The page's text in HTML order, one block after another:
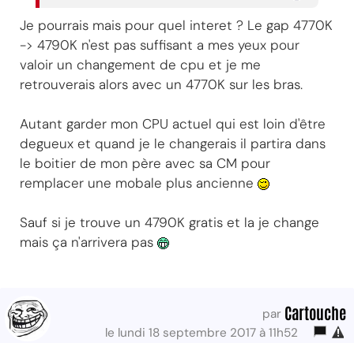
Je pourrais mais pour quel interet ? Le gap 4770K
-> 4790K n'est pas suffisant a mes yeux pour
valoir un changement de cpu et je me
retrouverais alors avec un 4770K sur les bras.
Autant garder mon CPU actuel qui est loin d'être
degueux et quand je le changerais il partira dans
le boitier de mon père avec sa CM pour
remplacer une mobale plus ancienne
Sauf si je trouve un 4790K gratis et la je change
mais ça n'arrivera pas
par Cartouche
le lundi 18 septembre 2017 à 11h52